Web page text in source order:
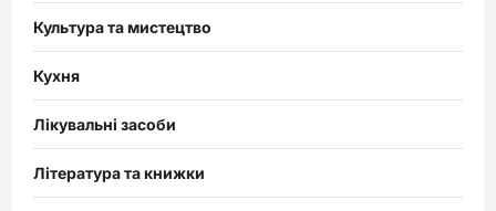
Культура та мистецтво
Кухня
Лікувальні засоби
Література та книжки